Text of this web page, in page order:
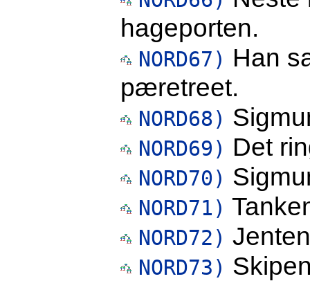
hageporten.
NORD67) Han
pæretreet.
NORD68)
NORD69) Det
NORD70)
NORD71)
NORD72)
NORD73)